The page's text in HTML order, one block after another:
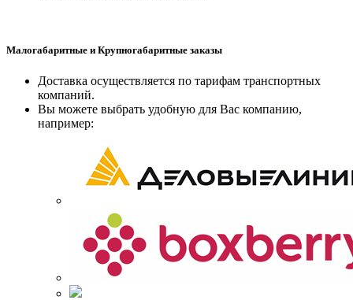
Малогабаритные и Крупногабаритные заказы
Доставка осуществляется по тарифам транспортных
компаний.
Вы можете выбрать удобную для Вас компанию,
например: